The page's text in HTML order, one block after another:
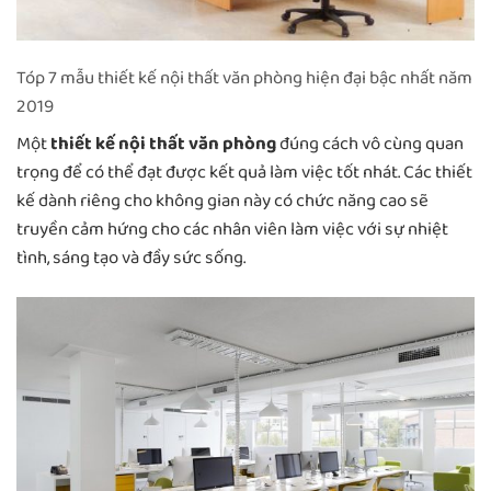
Tóp 7 mẫu thiết kế nội thất văn phòng hiện đại bậc nhất năm
2019
Mộtthiết kế nội thất văn phòngđúng cách vô cùng quan
trọng để có thể đạt được kết quả làm việc tốt nhát. Các thiết
kế dành riêng cho không gian này có chức năng cao sẽ
truyền cảm hứng cho các nhân viên làm việc với sự nhiệt
tình, sáng tạo và đầy sức sống.